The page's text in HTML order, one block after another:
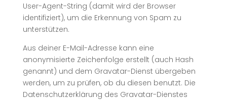
User-Agent-String (damit wird der Browser
identifiziert), um die Erkennung von Spam zu
unterstützen.
Aus deiner E-Mail-Adresse kann eine
anonymisierte Zeichenfolge erstellt (auch Hash
genannt) und dem Gravatar-Dienst übergeben
werden, um zu prüfen, ob du diesen benutzt. Die
Datenschutzerklärung des Gravatar-Dienstes